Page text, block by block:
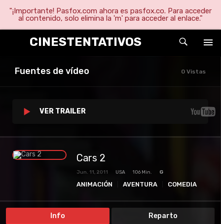
"¡Importante! Pasfox.com ahora es pasfox.co. Para acceder
al contenido, solo elimina la 'm' para acceder al enlace."
CINESTENTATIVOS
Fuentes de vídeo 0 Vistas
VER TRAILER
Cars 2
Jun. 11, 2011 USA 106 Min. G
ANIMACIÓN AVENTURA
COMEDIA
Info Reparto